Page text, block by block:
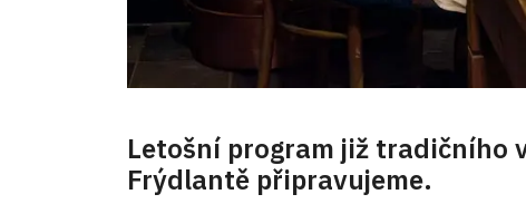
Letošní program již tradičního
Frýdlantě připravujeme.